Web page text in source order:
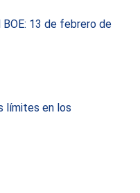
13 de febrero de
límites en los